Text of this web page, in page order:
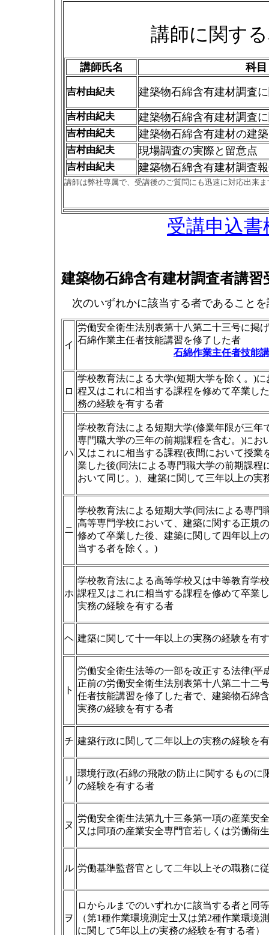
講師に関す
講師氏名 科目
吉村由紀夫 建築物石綿含有建材調査
吉村由紀夫 建築物石綿含有建材調査
吉村由紀夫 建築物石綿含有建材の建
吉村由紀夫 現場調査の実際と留意点
吉村由紀夫 建築物石綿含有建材調査
講師は弊社専属で、受講後のご質問にも迅速に対応出来
受講申込書
建築物石綿含有建材調査者講習
次のいずれかに該当する者であること
イ
労働安全衛生法別表第十八第二十三号に掲
石綿作業主任者技能講習を修了した者
石綿作業主任者技能
ロ
学校教育法による大学(短期大学を除く。)
程又はこれに相当する課程を修めて卒業し
務の経験を有する者
ハ
学校教育法による短期大学(修業年限が三年
専門職大学の三年の前期課程を含む。)にお
又はこれに相当する課程(夜間において授業
業した後(同法による専門職大学の前期課程
おいて同じ。)、建築に関して三年以上の実
ニ
学校教育法による短期大学(同法による専門
高等専門学校において、建築に関する正規
修めて卒業した後、建築に関して四年以上
当する者を除く。)
ホ
学校教育法による高等学校又は中等教育学
課程又はこれに相当する課程を修めて卒業
実務の経験を有する者
ヘ 建築に関して十一年以上の実務の経験を有
ト
労働安全衛生法等の一部を改正する法律(平
正前の労働安全衛生法別表第十八第二十二
任者技能講習を修了した者で、建築物石綿
実務の経験を有する者
チ 建築行政に関して二年以上の実務の経験を
リ
環境行政(石綿の飛散の防止に関するものに
の経験を有する者
ヌ
労働安全衛生法第九十三条第一項の産業安
又は同項の産業安全専門官若しくは労働衛
ル 労働基準監督官として二年以上その職務に
ヲ
ロからルまでのいずれかに該当する者と同
（第1種作業環境測定士又は第2種作業環境
に関して5年以上の実務の経験を有する者）